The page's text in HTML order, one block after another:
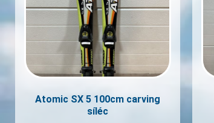
Atomic SX 5 100cm carving
síléc